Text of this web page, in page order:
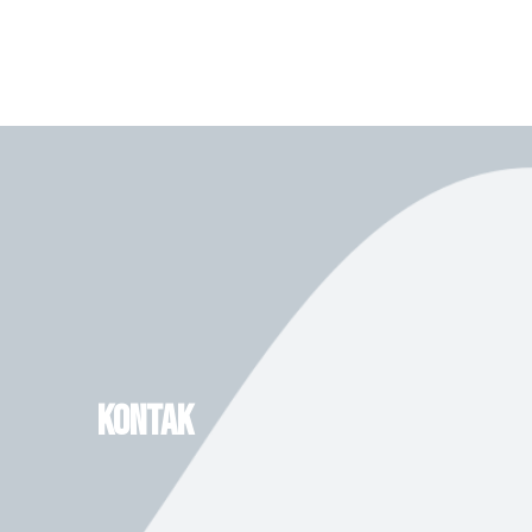
KONTAK